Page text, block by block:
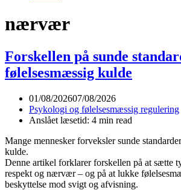
nærvær
Forskellen på sunde
følelsesmæssig kulde
01/08/202607/08/2026
Psykologi og følelsesmæssig regulering
Anslået læsetid: 4 min read
Mange mennesker forveksler sunde
kulde.
Denne artikel forklarer forskellen på at sætte
respekt og nærvær – og på at lukke
beskyttelse mod svigt og afvisning.